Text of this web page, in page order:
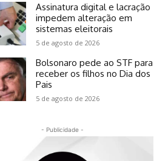
Assinatura digital e lacração
impedem alteração em
sistemas eleitorais
5 de agosto de 2026
Bolsonaro pede ao STF para
receber os filhos no Dia dos
Pais
5 de agosto de 2026
- Publicidade -